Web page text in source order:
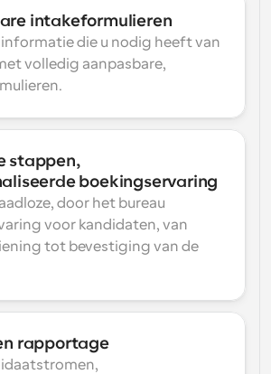
intakeformulieren
volledig aanpasbare,
stappen,
boekingservaring
door het bureau
voor kandidaten, van
tot bevestiging van de
rapportage